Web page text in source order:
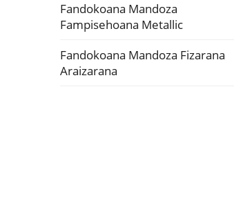
Fandokoana Mandoza
Fampisehoana Metallic
Fandokoana Mandoza Fizarana
Araizarana